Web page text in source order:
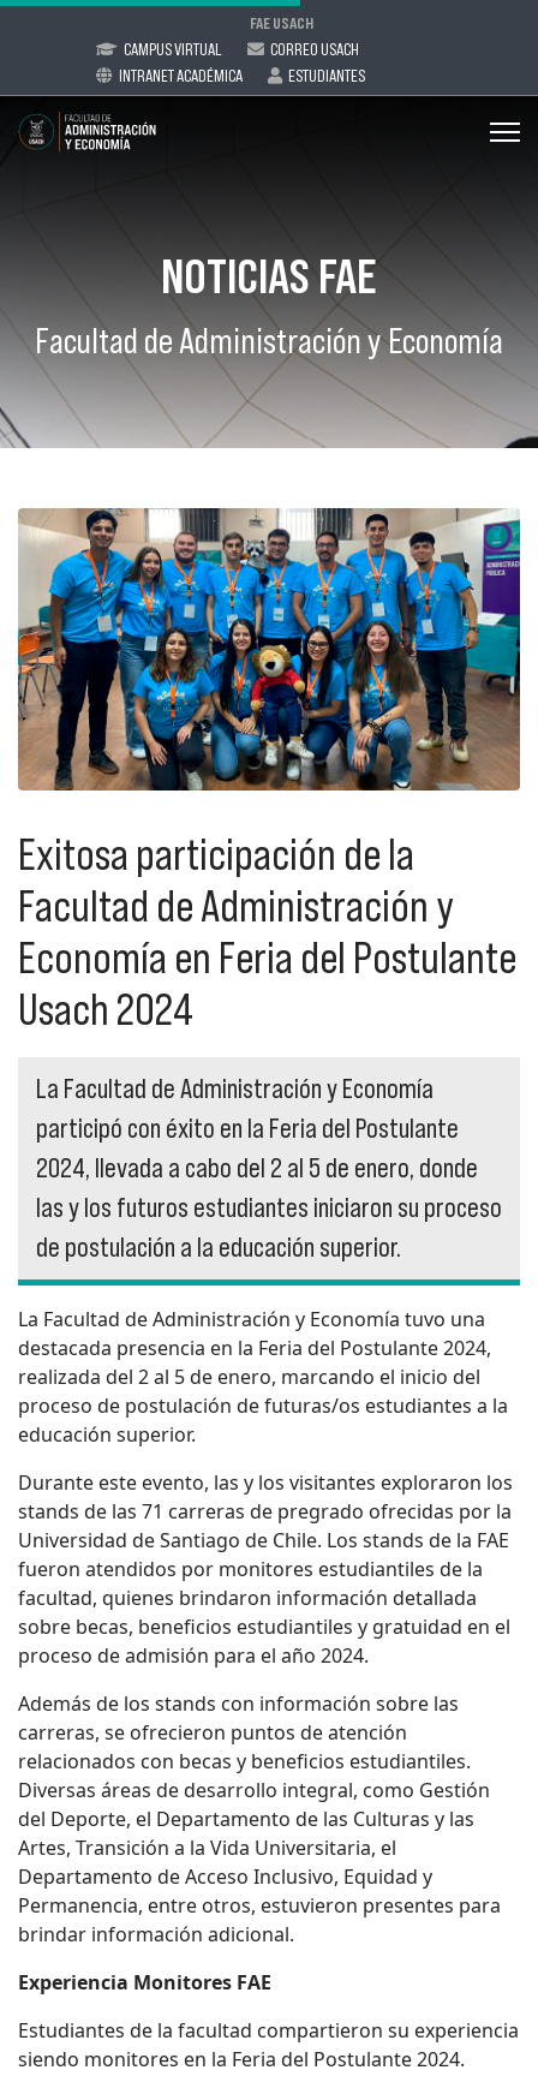
FAE USACH
CAMPUS VIRTUAL
CORREO USACH
INTRANET ACADÉMICA
ESTUDIANTES
NOTICIAS FAE
Facultad de Administración y Economía
Exitosa participación de la
Facultad de Administración y
Economía en Feria del Postulante
Usach 2024
La Facultad de Administración y Economía
participó con éxito en la Feria del Postulante
2024, llevada a cabo del 2 al 5 de enero, donde
las y los futuros estudiantes iniciaron su proceso
de postulación a la educación superior.
La Facultad de Administración y Economía tuvo una
destacada presencia en la Feria del Postulante 2024,
realizada del 2 al 5 de enero, marcando el inicio del
proceso de postulación de futuras/os estudiantes a la
educación superior.
Durante este evento, las y los visitantes exploraron los
stands de las 71 carreras de pregrado ofrecidas por la
Universidad de Santiago de Chile. Los stands de la FAE
fueron atendidos por monitores estudiantiles de la
facultad, quienes brindaron información detallada
sobre becas, beneficios estudiantiles y gratuidad en el
proceso de admisión para el año 2024.
Además de los stands con información sobre las
carreras, se ofrecieron puntos de atención
relacionados con becas y beneficios estudiantiles.
Diversas áreas de desarrollo integral, como Gestión
del Deporte, el Departamento de las Culturas y las
Artes, Transición a la Vida Universitaria, el
Departamento de Acceso Inclusivo, Equidad y
Permanencia, entre otros, estuvieron presentes para
brindar información adicional.
Experiencia Monitores FAE
Estudiantes de la facultad compartieron su experiencia
siendo monitores en la Feria del Postulante 2024.